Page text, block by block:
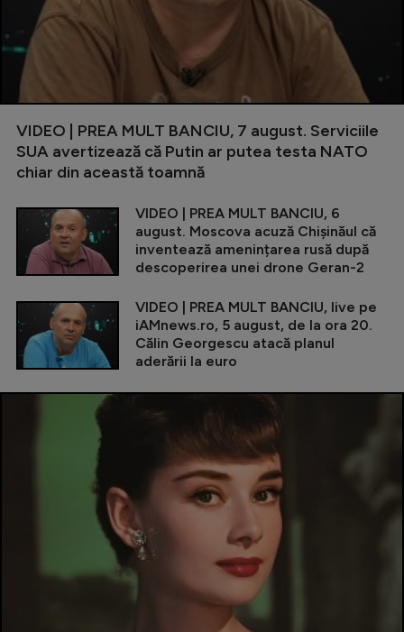
VIDEO | PREA MULT BANCIU, 7 august. Serviciile
SUA avertizează că Putin ar putea testa NATO
chiar din această toamnă
VIDEO | PREA MULT BANCIU, 6
august. Moscova acuză Chișinăul că
inventează amenințarea rusă după
descoperirea unei drone Geran-2
VIDEO | PREA MULT BANCIU, live pe
iAMnews.ro, 5 august, de la ora 20.
Călin Georgescu atacă planul
aderării la euro